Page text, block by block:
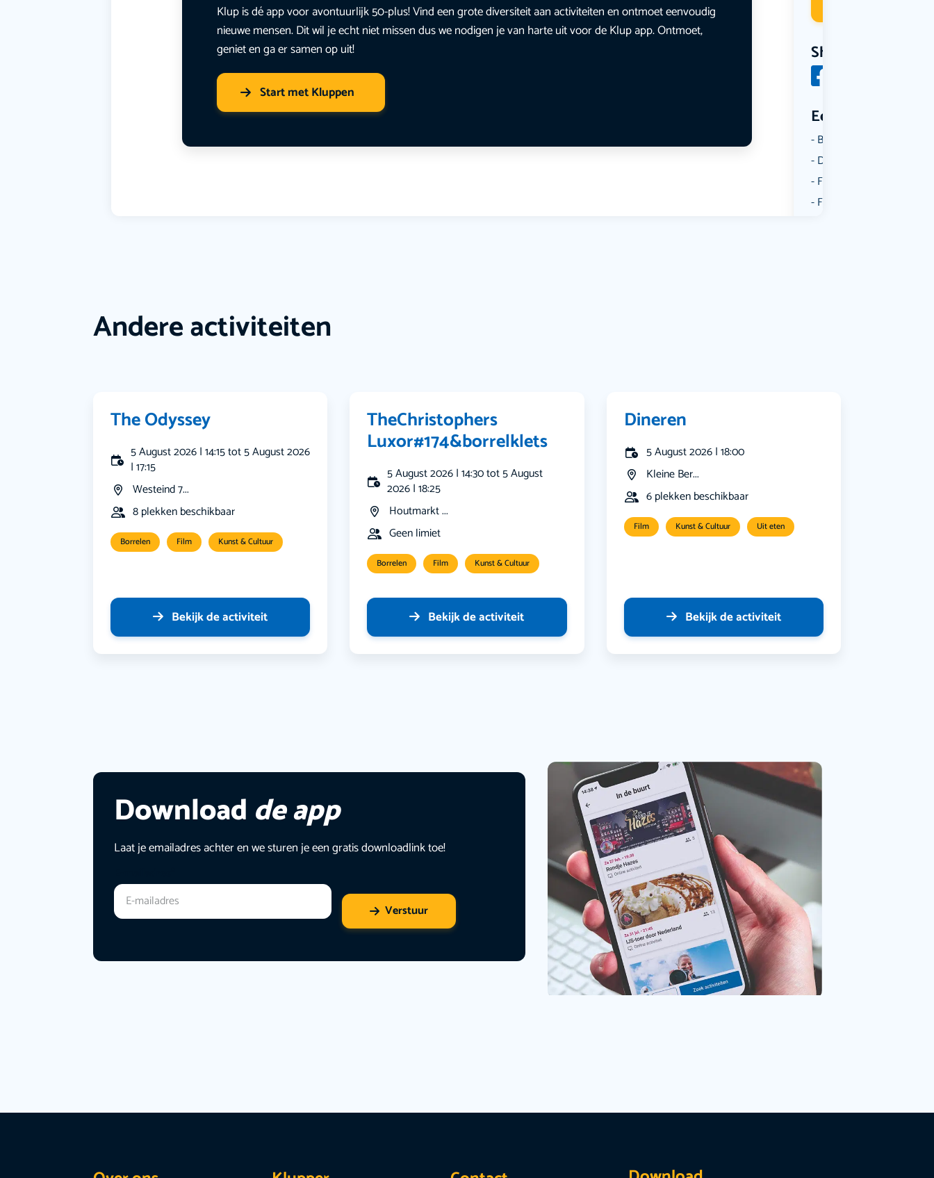
Share
Een aantal
Borrelen
Dansen
Fietsen
Film
Klup is dé app voor avontuurlijk 50-plus! Vind een grote diversiteit aan activiteiten en ontmoet eenvoudig
nieuwe mensen. Dit wil je echt niet missen dus we nodigen je van harte uit voor de Klup app. Ontmoet,
geniet en ga er samen op uit!
Start met Kluppen
Andere activiteiten
The Odyssey
5 August 2026 | 14:15 tot 5 August 2026
| 17:15
Westeind 7...
8 plekken beschikbaar
Borrelen Film Kunst & Cultuur
Bekijk de activiteit
️TheChristophers
️Luxor#174&borrelklets
5 August 2026 | 14:30 tot 5 August
2026 | 18:25
Houtmarkt ...
Geen limiet
Borrelen Film Kunst & Cultuur
Bekijk de activiteit
Dineren
5 August 2026 | 18:00
Kleine Ber...
6 plekken beschikbaar
Film Kunst & Cultuur Uit eten
Bekijk de activiteit
Download de app
Laat je emailadres achter en we sturen je een gratis downloadlink toe!
Verstuur